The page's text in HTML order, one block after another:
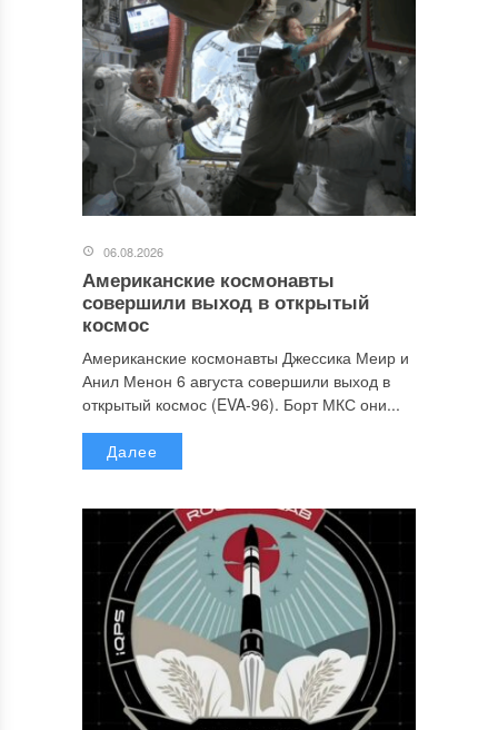
06.08.2026
Американские космонавты
совершили выход в открытый
космос
Американские космонавты Джессика Меир и
Анил Менон 6 августа совершили выход в
открытый космос (EVA-96). Борт МКС они...
Далее